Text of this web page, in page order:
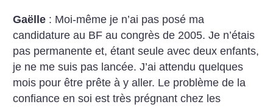
Gaëlle : Moi-même je n’ai pas posé ma
candidature au BF au congrès de 2005. Je n’étais
pas permanente et, étant seule avec deux enfants,
je ne me suis pas lancée. J’ai attendu quelques
mois pour être prête à y aller. Le problème de la
confiance en soi est très prégnant chez les